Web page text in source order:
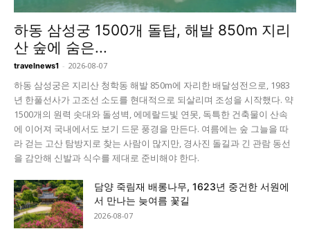
하동 삼성궁 1500개 돌탑, 해발 850m 지리
산 숲에 숨은...
travelnews1 - 2026-08-07
하동 삼성궁은 지리산 청학동 해발 850m에 자리한 배달성전으로, 1983
년 한풀선사가 고조선 소도를 현대적으로 되살리며 조성을 시작했다. 약
1500개의 원력 솟대와 돌성벽, 에메랄드빛 연못, 독특한 건축물이 산속
에 이어져 국내에서도 보기 드문 풍경을 만든다. 여름에는 숲 그늘을 따
라 걷는 고산 탐방지로 찾는 사람이 많지만, 경사진 돌길과 긴 관람 동선
을 감안해 신발과 식수를 제대로 준비해야 한다.
담양 죽림재 배롱나무, 1623년 중건한 서원에
서 만나는 늦여름 꽃길
2026-08-07